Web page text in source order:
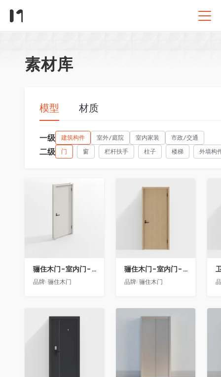
素材库
模型 材质
一级 建筑构件 室外/庭院 室内家装 市政/交通
二级 门 窗 栏杆扶手 柱子 楼梯 外墙构
收藏
骊住木门-室内门-单开门-BFA-EF浅灰色
品牌: 骊住木门
收藏
骊住木门-室内门-单开门-BFA-PP麦芽黄色
品牌: 骊住木门
收藏 收藏